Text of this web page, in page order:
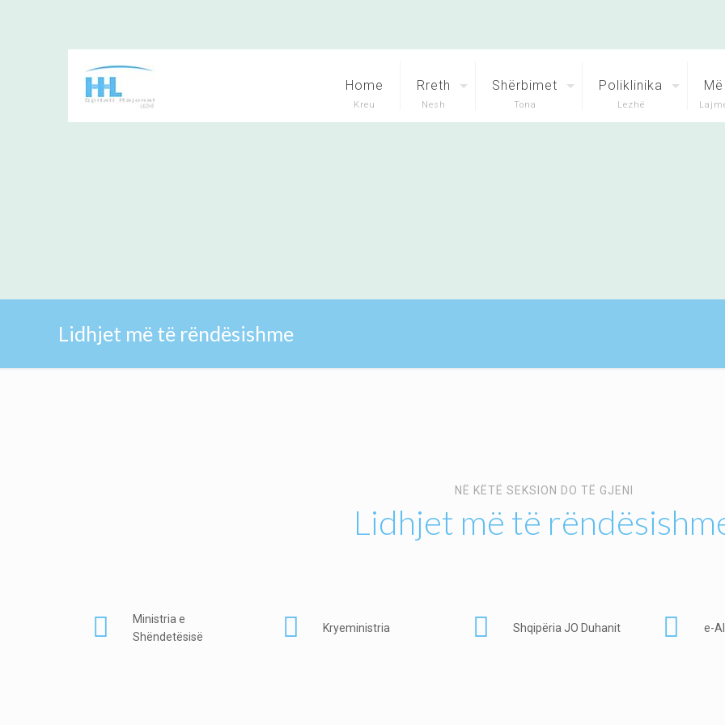
Home
Kreu
Rreth
Nesh
Shërbimet
Tona
Poliklinika
Lezhë
Lidhjet më të rëndësishme
NË KËTË SEKSION DO TË GJENI
Lidhjet më të
Ministria e
Shëndetësisë
Kryeministria Shqipëria JO Duhanit e-